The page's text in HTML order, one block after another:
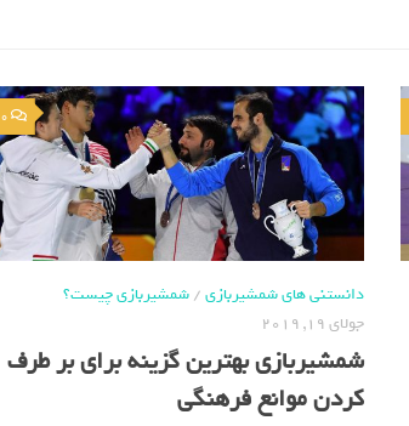
0
دانستنی های شمشیربازی/شمشیربازی چیست؟
جولای 19, 2019
شمشیربازی بهترین گزینه برای بر طرف
کردن موانع فرهنگی